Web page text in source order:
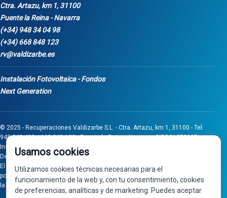
Ctra. Artazu, km 1, 31100
Puente la Reina - Navarra
(+34) 948 34 04 98
(+34) 668 848 123
rv@valdizarbe.es
Instalación Fotovoltaica - Fondos
Next Generation
© 2025 - Recuperaciones Valdizarbe S.L. - Ctra. Artazu, km 1, 31100 - Tel:
948 340 498 / 668 848 123 - Puente la Reina - Navarra - CIF B31275837.
Inscrita en el Registro Mercantil de Navarra, Tomo 32, Folio 75, Hoja 525.
Desarrollado porSeintosoft
El proyecto de inversión "0011-0558-2024-000008" ha sido subvencionado
por Gobierno de Navarra al amparo de la convocatoria de 2024 de Ayudas a
la inversión en pymes industriales
Usamos cookies
Utilizamos cookies técnicas necesarias para el
funcionamiento de la web y, con tu consentimiento, cookies
de preferencias, analíticas y de marketing. Puedes aceptar